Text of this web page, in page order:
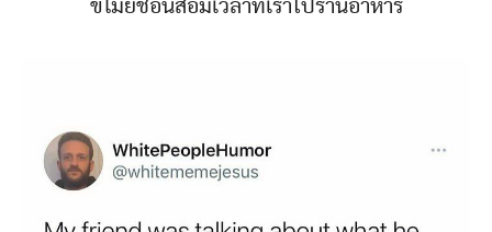
ขโมยช้อนส้อมเวลาที่เราไปร้านอาหาร